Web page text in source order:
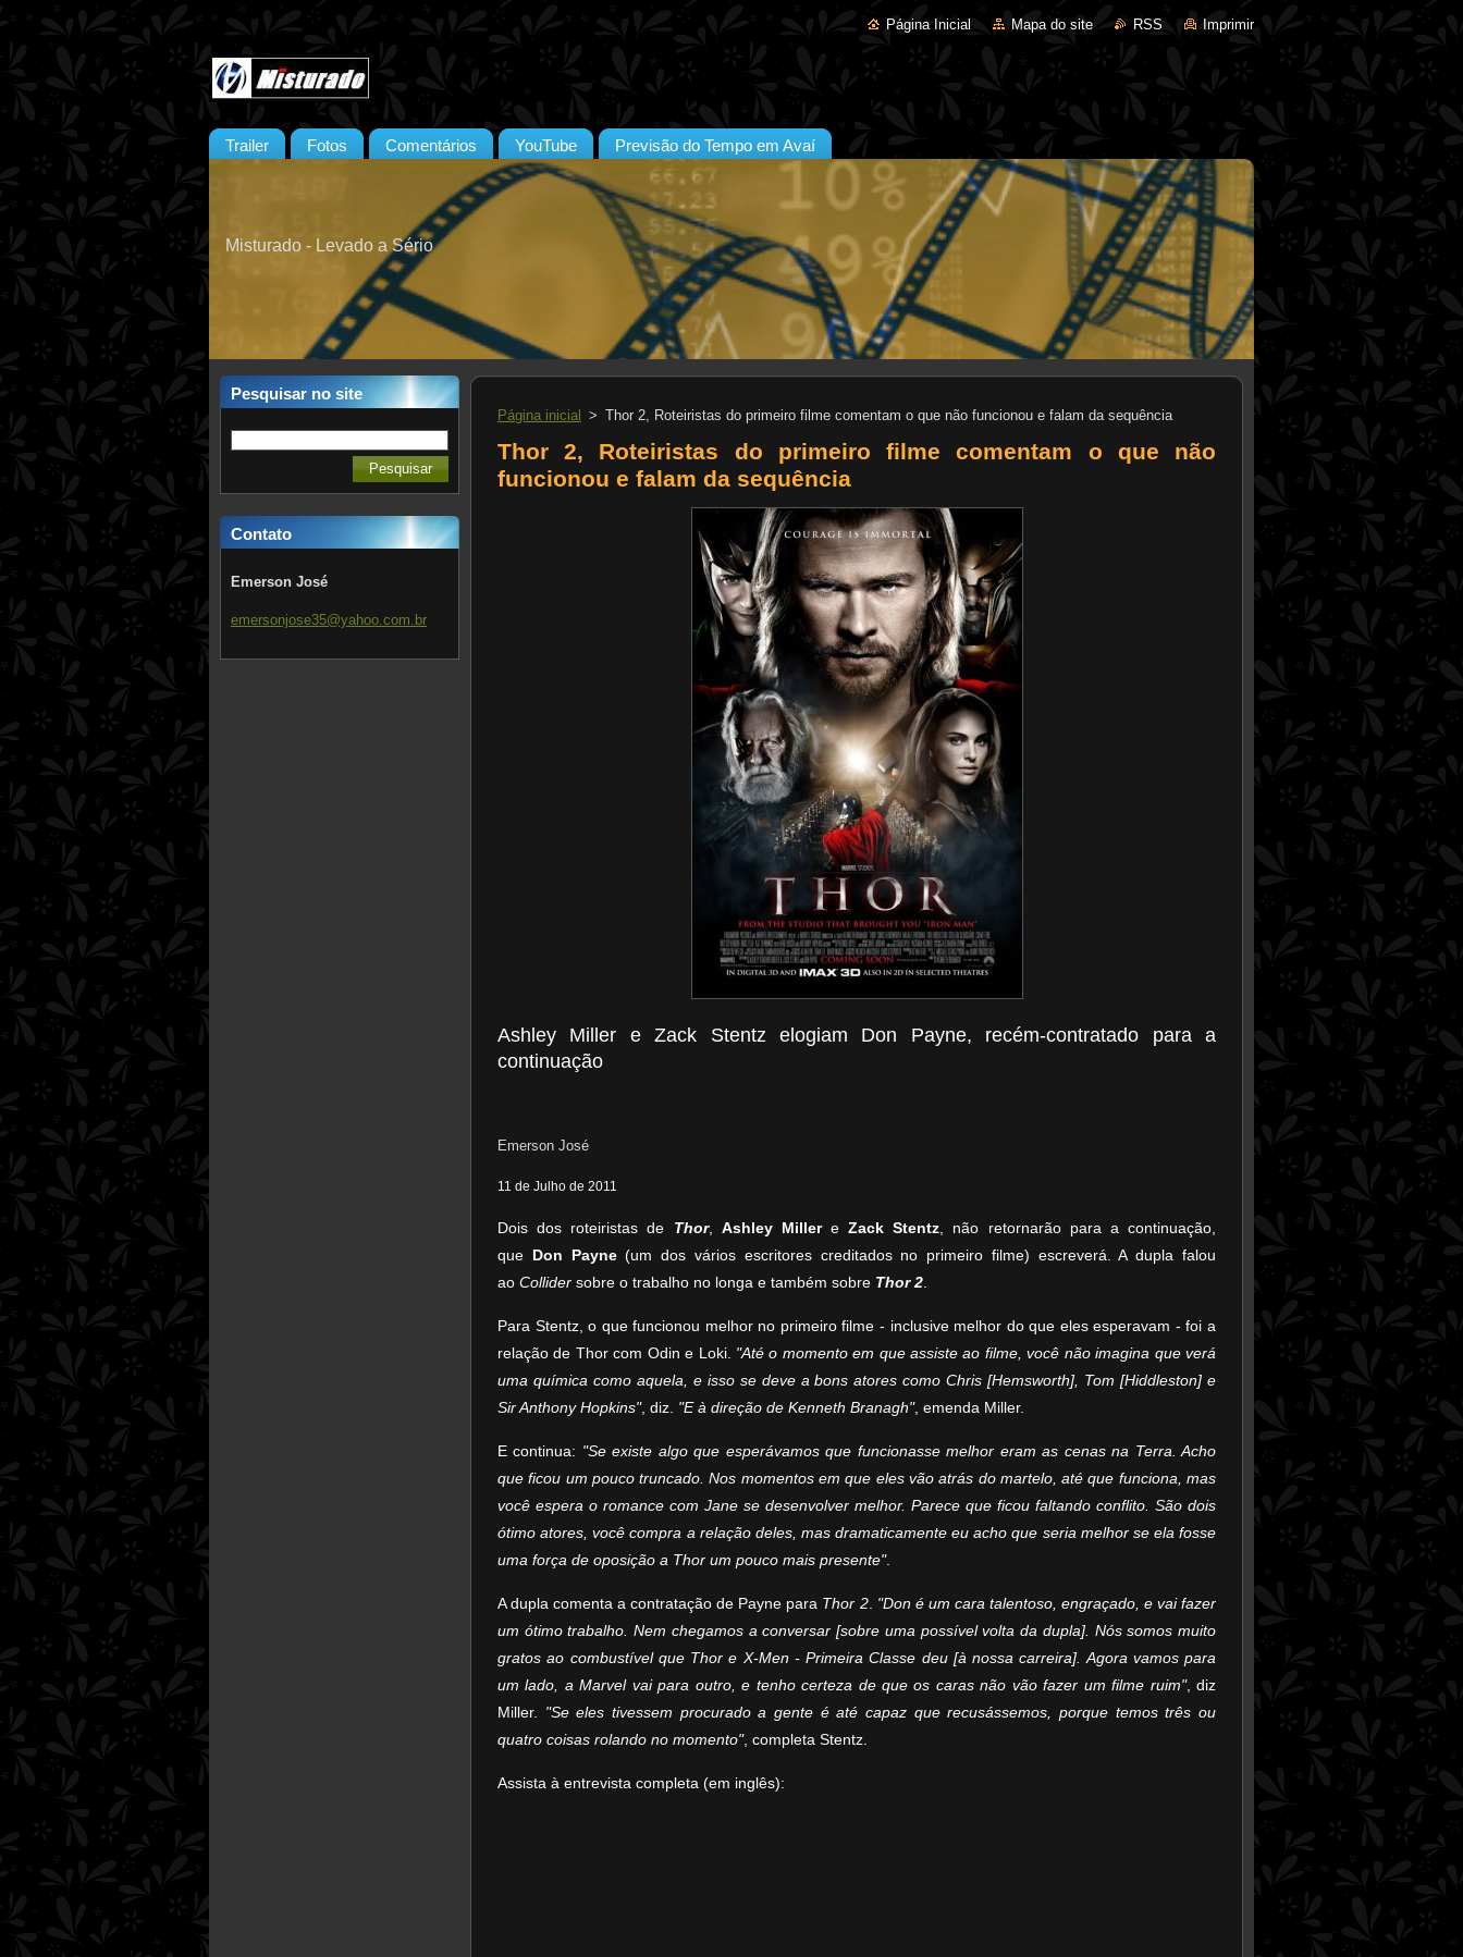
Página Inicial Mapa do site RSS Imprimir
Trailer Fotos Comentários YouTube Previsão do Tempo em Avaí
Misturado - Levado a Sério
Pesquisar no site
Contato
Emerson José
emersonjose35@yahoo.com. br
Página inicial > Thor 2, Roteiristas do primeiro filme comentam o que não funcionou e falam da sequência
Thor 2, Roteiristas do primeiro filme comentam o que não
funcionou e falam da sequência
Ashley Miller e Zack Stentz elogiam Don Payne, recém-contratado para a
continuação
Emerson José
11 de Julho de 2011
Dois dos roteiristas de Thor, Ashley Millere Zack Stentz , não retornarão para a continuação,
que Don Payne(um dos vários escritores creditados no primeiro filme) escreverá. A dupla falou
ao Collider sobre o trabalho no longa e também sobre Thor 2
Para Stentz, o que funcionou melhor no primeiro filme - inclusive melhor do que eles esperavam - foi a
relação de Thor com Odin e Loki. "Até o momento em que assiste ao filme, você não imagina que verá
uma química como aquela, e isso se deve a bons atores como Chris [Hemsworth], Tom [Hiddleston] e
Sir Anthony Hopkins", diz. "E à direção de Kenneth Branagh", emenda Miller.
E continua: "Se existe algo que esperávamos que funcionasse melhor eram as cenas na Terra. Acho
que ficou um pouco truncado. Nos momentos em que eles vão atrás do martelo, até que funciona, mas
você espera o romance com Jane se desenvolver melhor. Parece que ficou faltando conflito. São dois
ótimo atores, você compra a relação deles, mas dramaticamente eu acho que seria melhor se ela fosse
uma força de oposição a Thor um pouco mais presente".
A dupla comenta a contratação de Payne para Thor 2. "Don é um cara talentoso, engraçado, e vai fazer
um ótimo trabalho. Nem chegamos a conversar [sobre uma possível volta da dupla]. Nós somos muito
gratos ao combustível que Thor e X-Men - Primeira Classe deu [à nossa carreira]. Agora vamos para
um lado, a Marvel vai para outro, e tenho certeza de que os caras não vão fazer um filme ruim", diz
Miller. "Se eles tivessem procurado a gente é até capaz que recusássemos, porque temos três ou
quatro coisas rolando no momento", completa Stentz.
Assista à entrevista completa (em inglês):